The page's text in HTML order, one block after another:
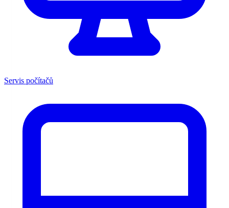
Servis počítačů